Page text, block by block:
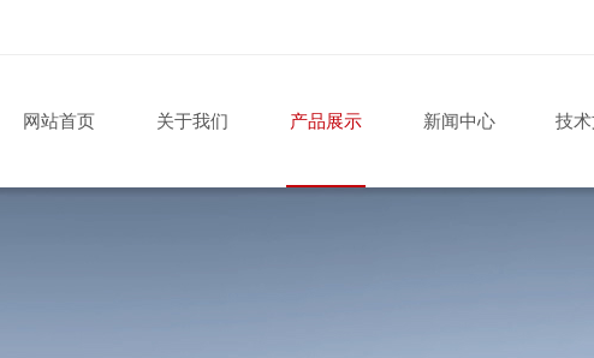
网站首页 关于我们 产品展示 新闻中心 技